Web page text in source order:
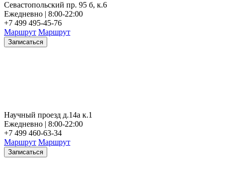
Севастопольский пр. 95 б, к.6
Ежедневно | 8:00-22:00
+7 499 495-45-76
Маршрут Маршрут
Записаться
Научный проезд д.14а к.1
Ежедневно | 8:00-22:00
+7 499 460-63-34
Маршрут Маршрут
Записаться